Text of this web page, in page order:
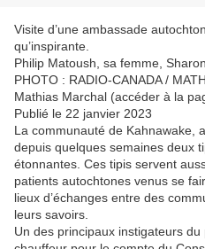
Visite d’une ambassade
qu’inspirante.
Philip Matoush, sa femme,
PHOTO : RADIO-CANADA /
Mathias Marchal (accéder à la
Publié le 22 janvier 2023
La communauté de Kahnawake,
depuis quelques semaines deux
étonnantes. Ces tipis servent
patients autochtones venus se
lieux d’échanges entre des
leurs savoirs.
Un des principaux instigateurs